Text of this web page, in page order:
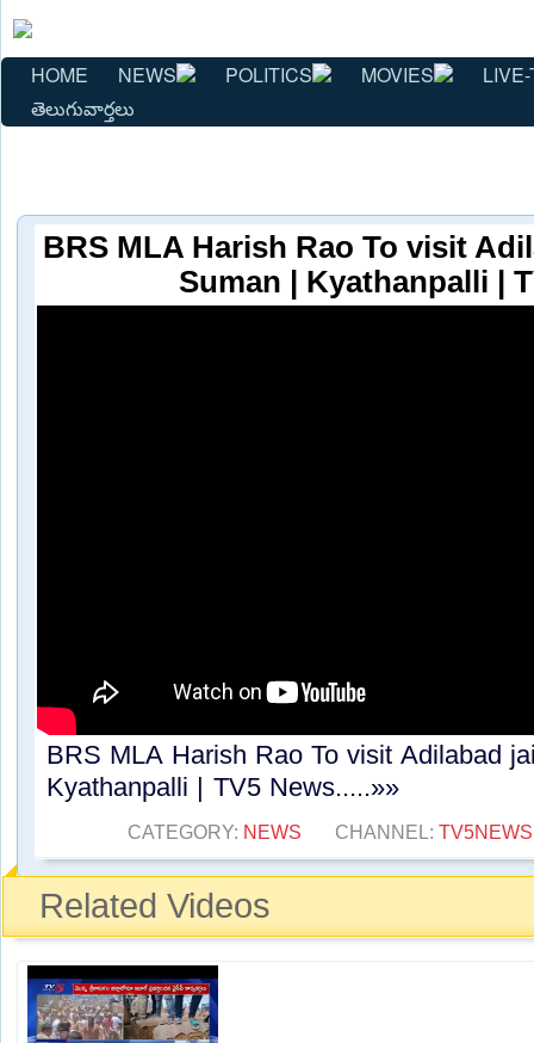
HOME NEWS POLITICS MOVIES
తెలుగువార్తలు
BRS MLA Harish Rao To visit
Suman | Kyathanpalli |
BRS MLA Harish Rao To visit Adilabad
Kyathanpalli | TV5 News.....»»
CATEGORY: NEWS CHANNEL: TV5NEWS
Related Videos